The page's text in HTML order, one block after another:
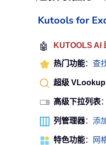
Kutools for
🤖 KUTOOLS AI
热门功能： 查
超级 VLookup
高级下拉列表：
列管理器： 添
特色功能： 网